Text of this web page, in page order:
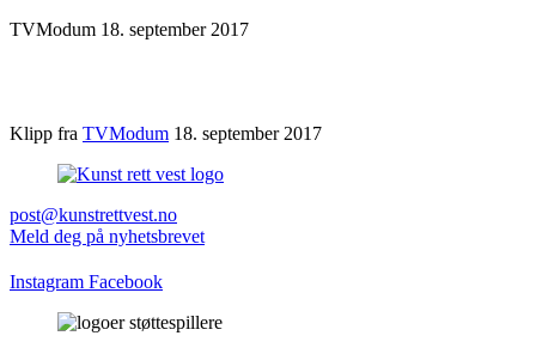
TVModum 18. september 2017
Klipp fra TVModum 18. september 2017
post@kunstrettvest.no
Meld deg på nyhetsbrevet
Instagram Facebook